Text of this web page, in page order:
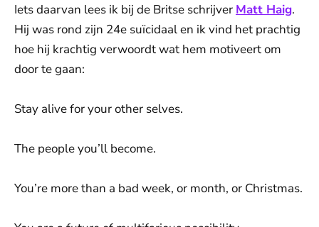
Iets daarvan lees ik bij de Britse schrijver Matt Haig.
Hij was rond zijn 24e suïcidaal en ik vind het prachtig
hoe hij krachtig verwoordt wat hem motiveert om
door te gaan:
Stay alive for your other selves.
The people you’ll become.
You’re more than a bad week, or month, or Christmas.